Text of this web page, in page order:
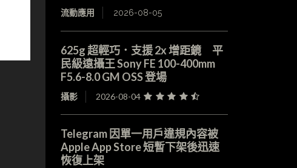
流動應用 2026-08-05
625g 超輕巧．支援 2x 增距鏡 平
民級遠攝王 Sony FE 100-400mm
F5.6-8.0 GM OSS 登場
攝影 2026-08-04
Telegram 因單一用戶違規內容被
Apple App Store 短暫下架後迅速
恢復上架